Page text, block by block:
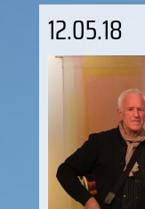
12.05.18